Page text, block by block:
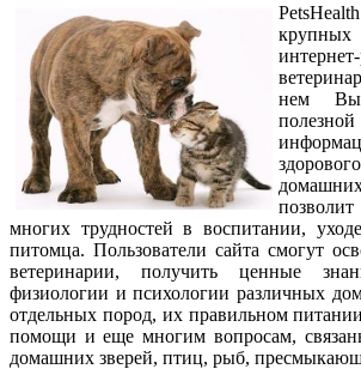
нем Вы
многих трудностей в воспитании,
питомца. Пользователи сайта смогут
ветеринарии, получить ценные
физиологии и психологии различных
отдельных пород, их правильном
помощи и еще многим вопросам,
домашних зверей, птиц, рыб,